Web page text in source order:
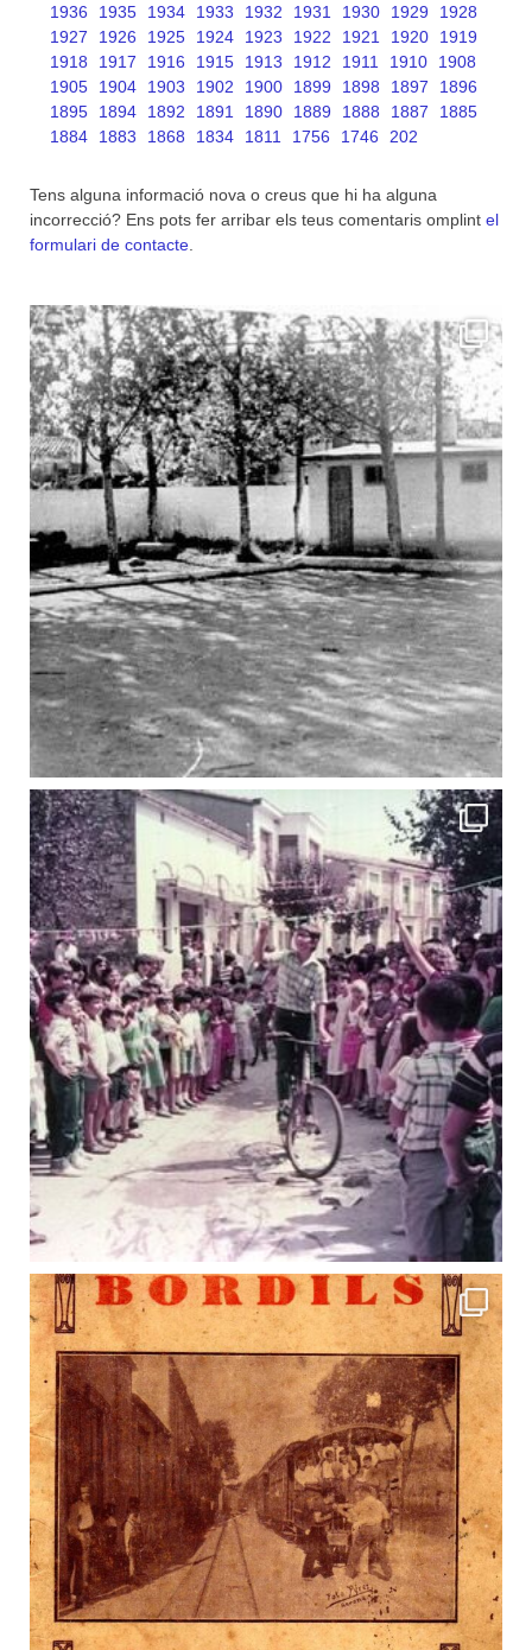
1936
1935 1934 1933 1932 1931 1930 1929
1928
1927
1926 1925 1924 1923 1922 1921 1920
1919
1918
1917 1916 1915 1913 1912 1911 1910
1908
1905
1904 1903 1902 1900 1899 1898 1897
1896
1895
1894 1892 1891 1890 1889 1888 1887
1885
1884
1883 1868 1834 1811 1756 1746 202
Tens alguna informació nova o creus que hi ha alguna
incorrecció? Ens pots fer arribar els teus comentaris omplint el
formulari de contacte